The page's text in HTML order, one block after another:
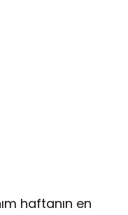
haftanın en